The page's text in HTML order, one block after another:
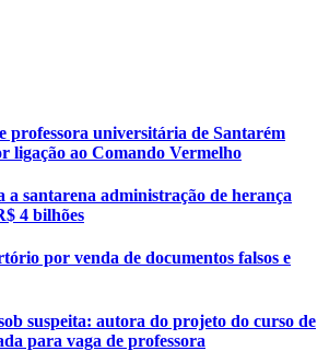
professora universitária de Santarém
ligação ao Comando Vermelho
a santarena administração de herança
4 bilhões
por venda de documentos falsos e
suspeita: autora do projeto do curso de
para vaga de professora